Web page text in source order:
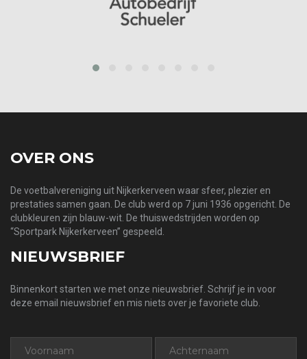
OVER ONS
De voetbalvereniging uit Nijkerkerveen waar sfeer, plezier en
prestaties samen gaan. De club werd op 7 juni 1936 opgericht. De
clubkleuren zijn blauw-wit. De thuiswedstrijden worden op
“Sportpark Nijkerkerveen” gespeeld.
NIEUWSBRIEF
Binnenkort starten we met onze nieuwsbrief. Schrijf je in voor
deze email nieuwsbrief en mis niets over je favoriete club.